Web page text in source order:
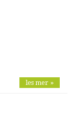
les mer »